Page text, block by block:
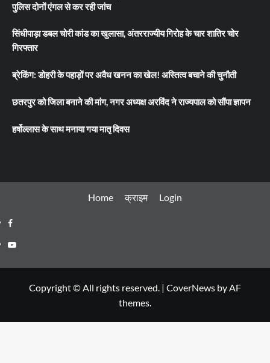
पुलिस दोनों एंगल से कर रही जांच
सिंधीपाड़ा डबल चोरी कांड का खुलासा, अंतरराज्यीय गिरोह के चार शातिर चोर
गिरफ्तार
ब्रेकिंग: डोहरी के पहाड़ों पर अवैध खनन का खेल! अस्तित्व बचाने की चुनौती
छतरपुर को जिला बनाने की मांग, नगर अध्यक्ष अरविंद ने राज्यपाल को सौंपा ज्ञापन
हर्षोल्लास के साथ मनाया गया मातृ दिवस
Home क्राइम Login
Facebook
Youtube
Copyright © All rights reserved. | CoverNews by AF
themes.